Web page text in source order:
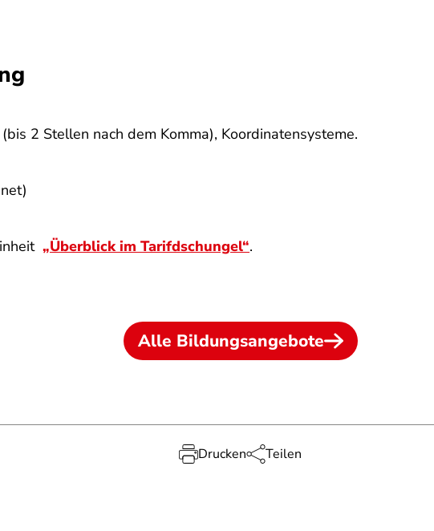
2 Stellen nach dem Komma), Koordinatensysteme.
„Überblick im Tarifdschungel“.
Alle Bildungsangebote
Drucken Teilen